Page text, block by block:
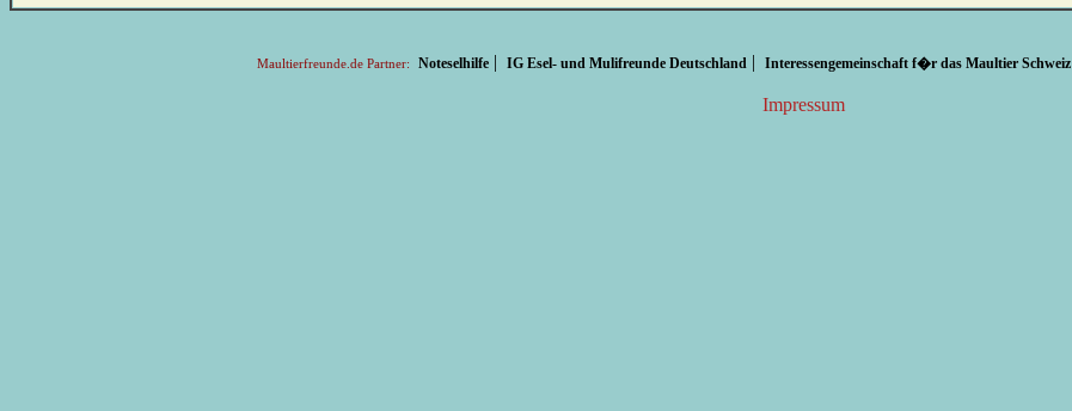
Maultierfreunde.de Partner: Noteselhilfe | IG Esel- und Mulifreunde Deutschland | Interessengemeinschaft f�r das Maultier Schweiz
Impressum